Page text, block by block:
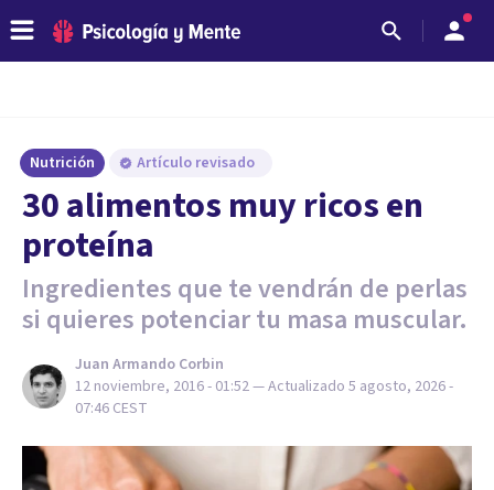
Nutrición Artículo revisado
30 alimentos muy ricos en
proteína
Ingredientes que te vendrán de perlas
si quieres potenciar tu masa muscular.
Juan Armando Corbin
12 noviembre, 2016 - 01:52— Actualizado 5 agosto, 2026 -
07:46 CEST